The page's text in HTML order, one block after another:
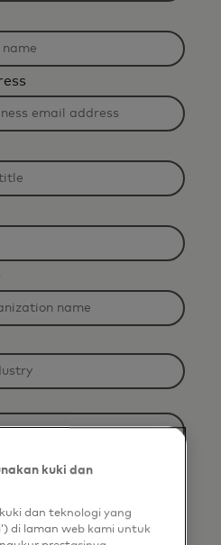
kuki dan
dan teknologi yang
di laman web kami untuk